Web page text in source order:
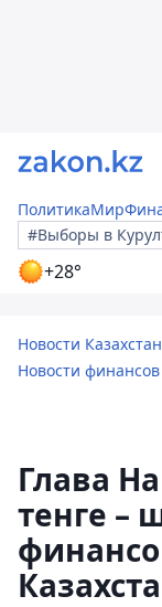
ПолитикаМир
#Выборы в
+28°
Новости
Новости финансов
Глава
тенге –